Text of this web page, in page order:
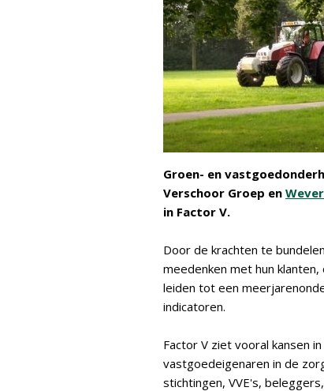
Groen- en
Verschoor Groep en
in Factor V.
Door de krachten te
meedenken met hun
leiden tot een
indicatoren.
Factor V ziet vooral kansen
vastgoedeigenaren in de
stichtingen, VVE's,